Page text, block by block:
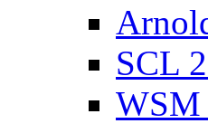
SCL
WSM